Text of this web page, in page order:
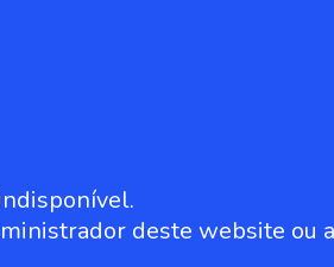
deste website ou